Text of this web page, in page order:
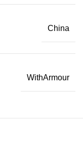
China
WithArmour